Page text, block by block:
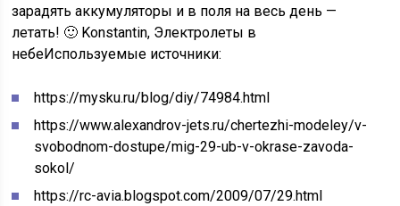
зарадять аккумуляторы и в поля на весь день —
летать! 🙂 Konstantin, Электролеты в
небеИспользуемые источники:
https://mysku.ru/blog/diy/74984.html
https://www.alexandrov-jets.ru/chertezhi-modeley/v-
svobodnom-dostupe/mig-29-ub-v-okrase-zavoda-
sokol/
https://rc-avia.blogspot.com/2009/07/29.html